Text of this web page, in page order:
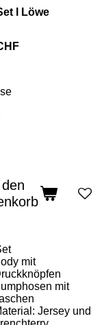
l Löwe
mit
mit
Jersey und